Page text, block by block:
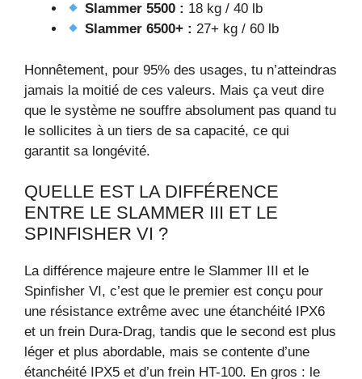
Slammer 5500 : 18 kg / 40 lb
Slammer 6500+ : 27+ kg / 60 lb
Honnêtement, pour 95% des usages, tu n’atteindras
jamais la moitié de ces valeurs. Mais ça veut dire
que le système ne souffre absolument pas quand tu
le sollicites à un tiers de sa capacité, ce qui
garantit sa longévité.
QUELLE EST LA DIFFÉRENCE
ENTRE LE SLAMMER III ET LE
SPINFISHER VI ?
La différence majeure entre le Slammer III et le
Spinfisher VI, c’est que le premier est conçu pour
une résistance extrême avec une étanchéité IPX6
et un frein Dura-Drag, tandis que le second est plus
léger et plus abordable, mais se contente d’une
étanchéité IPX5 et d’un frein HT-100. En gros : le